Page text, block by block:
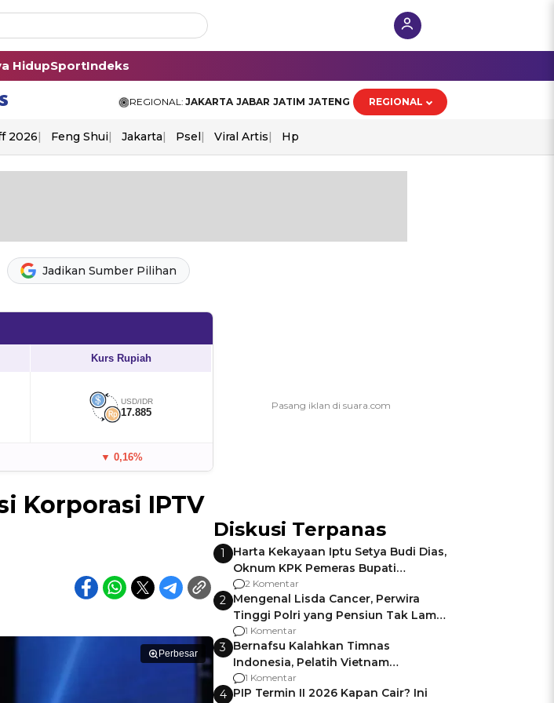
HidupSportIndeks
REGIONAL: JAKARTA JABAR JATIM JATENG REGIONAL
2026 Feng Shui Jakarta Psel Viral Artis Hp
Jadikan Sumber Pilihan
Kurs Rupiah
USD/IDR
17.885
▼ 0,16%
Korporasi IPTV
Perbesar
Diskusi Terpanas
1
Harta Kekayaan Iptu Setya Budi Dias,
Oknum KPK Pemeras Bupati
Pemalang
2 Komentar
2 Mengenal Lisda Cancer, Perwira
Tinggi Polri yang Pensiun Tak Lama
Usai Jadi Brigjen
1 Komentar
3 Bernafsu Kalahkan Timnas
Indonesia, Pelatih Vietnam
Berencana Pakai Jimat di Pakansari
1 Komentar
4 PIP Termin II 2026 Kapan Cair? Ini